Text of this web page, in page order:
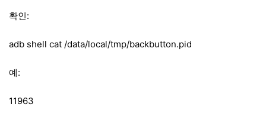
확인:
adb shell cat /data/local/tmp/backbutton.pid
예:
11963